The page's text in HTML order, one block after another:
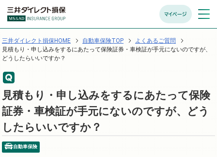
マイページ メニュ
開く
三井ダイレクト損保HOME 自動車保険TOP
よくあるご質問
見積もり・申し込みをするにあたって保険証券・車検証が手元にないのですが、
どうしたらいいですか？
見積もり・申し込みをするにあたって保険
証券・車検証が手元にないのですが、どう
したらいいですか？
自動車保険